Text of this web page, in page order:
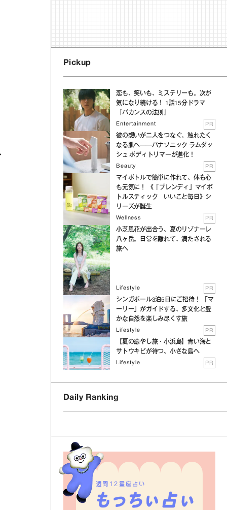
Pickup
恋も、笑いも、ミステリーも。次が
気になり続ける！ 1話15分ドラマ
『バカンスの法則』
Entertainment PR
彼の想いが二人をつなぐ。触れたく
なる肌へ──パナソニック ラムダッ
シュ ボディトリマーが進化！
Beauty PR
マイボトルで簡単に作れて、体も心
も元気に！ 《「ブレンディ」マイボ
トルスティック いいこと毎日》シ
リーズが誕生
Wellness PR
小芝風花が出合う、夏のリゾナーレ
八ヶ岳。日常を離れて、満たされる
旅へ
Lifestyle PR
シンガポール3泊5日にご招待！ 「マ
ーリー」がガイドする、多文化と豊
かな自然を楽しみ尽くす旅
Lifestyle PR
【夏の癒やし旅・小浜島】青い海と
サトウキビが待つ、小さな島へ
Lifestyle PR
Daily Ranking
週間12星座占い